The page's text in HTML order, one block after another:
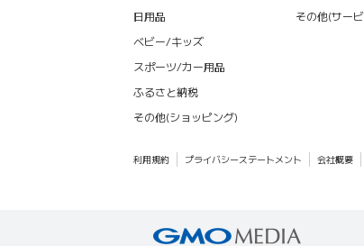
日用品
ベビー/キッズ
スポーツ/カー用品
ふるさと納税
その他(ショッピング)
その他(サー
利用規約 プライバシーステートメント 会社概要